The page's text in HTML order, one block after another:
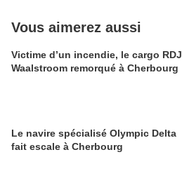
Vous aimerez aussi
Victime d’un incendie, le cargo RDJ
Waalstroom remorqué à Cherbourg
Le navire spécialisé Olympic Delta
fait escale à Cherbourg